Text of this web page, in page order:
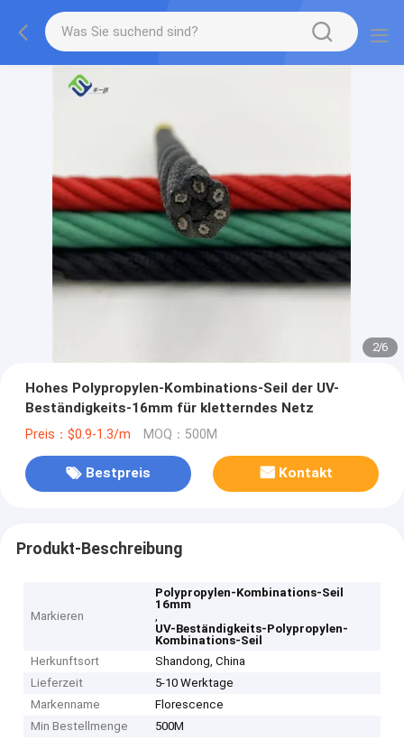
2/6
Hohes Polypropylen-Kombinations-Seil der UV-
Beständigkeits-16mm für kletterndes Netz
Preis：$0.9-1.3/m MOQ：500M
Bestpreis Kontakt
Produkt-Beschreibung
Markieren
Polypropylen-Kombinations-Seil
16mm
,
UV-Beständigkeits-Polypropylen-
Kombinations-Seil
Herkunftsort
Shandong, China
Lieferzeit
5-10 Werktage
Markenname
Florescence
Min Bestellmenge
500M